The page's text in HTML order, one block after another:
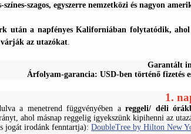
szagos, egyszerre nemzetközi és nagyon
után a napfényes Kaliforniában folytatódik,
az utazókat.
Garantált
Árfolyam-garancia: USD-ben történő fizetés
1.
a menetrend függvényében areggeli/ déli
ahol másnap reggelig igyekszünk kipihenni az
jogát irodánk fenntartja): DoubleTree by Hilton New